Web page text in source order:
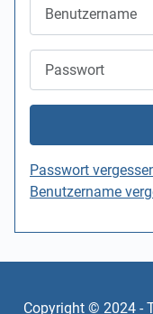
Passwort
Benutzername
Copyright © 2024 -